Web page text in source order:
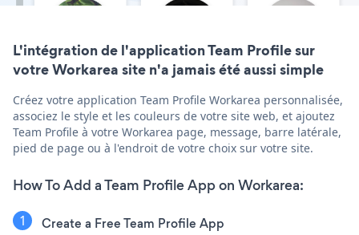
L'intégration de l'application Team Profile sur
votre Workarea site n'a jamais été aussi simple
Créez votre application Team Profile Workarea personnalisée,
associez le style et les couleurs de votre site web, et ajoutez
Team Profile à votre Workarea page, message, barre latérale,
pied de page ou à l'endroit de votre choix sur votre site.
How To Add a Team Profile App on Workarea:
Create a Free Team Profile App